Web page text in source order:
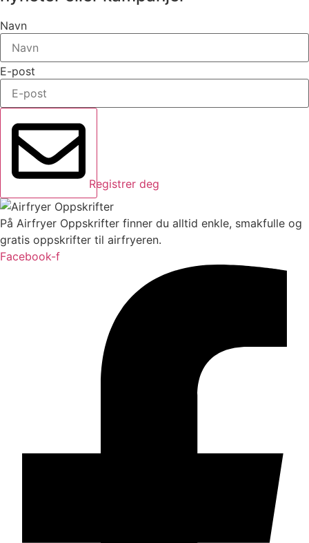
Navn
E-post
Registrer deg
På Airfryer Oppskrifter finner du alltid enkle, smakfulle og
gratis oppskrifter til airfryeren.
Facebook-f